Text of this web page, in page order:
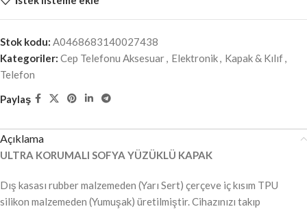
Stok kodu: A0468683140027438
Kategoriler: Cep Telefonu Aksesuar, Elektronik, Kapak & Kılıf,
Telefon
Paylaş
Açıklama
ULTRA KORUMALI SOFYA YÜZÜKLÜ KAPAK
Dış kasası rubber malzemeden (Yarı Sert) çerçeve iç kısım TPU
silikon malzemeden (Yumuşak) üretilmiştir. Cihazınızı takıp